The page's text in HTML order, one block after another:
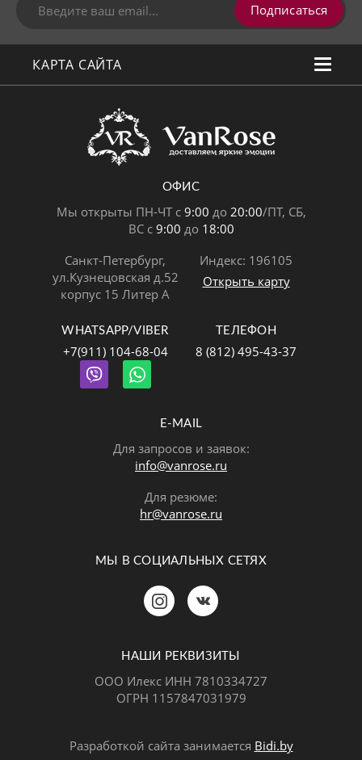
Подписаться
КАРТА САЙТА
ОФИС
Мы открыты ПН-ЧТ с 9:00 до 20:00/ПТ, СБ,
ВС с 9:00 до 18:00
Санкт-Петербург,
ул.Кузнецовская д.52
корпус 15 Литер А
Индекс: 196105
Открыть карту
WHATSAPP/VIBER
+7(911) 104-68-04
ТЕЛЕФОН
8 (812) 495-43-37
E-MAIL
Для запросов и заявок:
info@vanrose.ru
Для резюме:
hr@vanrose.ru
МЫ В СОЦИАЛЬНЫХ СЕТЯХ
НАШИ РЕКВИЗИТЫ
ООО Илекс ИНН 7810334727
ОГРН 1157847031979
Разработкой сайта занимается Bidi.by
Позвонить Telegram